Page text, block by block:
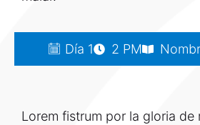
Día 1 2 PM
Lorem fistrum por la gloria de